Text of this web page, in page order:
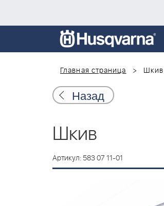
Главная страница
Шкив
Назад
Шкив
Артикул: 583 07 11-01